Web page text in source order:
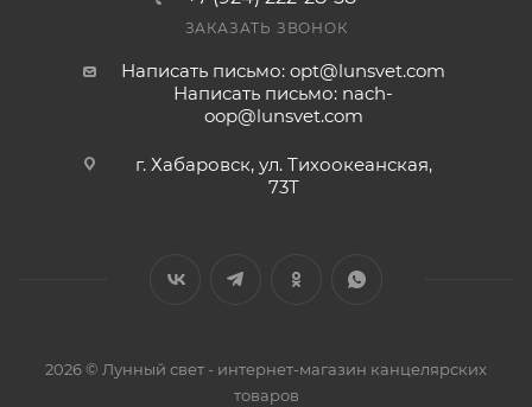
ЗАКАЗАТЬ ЗВОНОК
Написать письмо: opt@lunsvet.com
Написать письмо: nach-
oop@lunsvet.com
г. Хабаровск, ул. Тихоокеанская,
73Т
2026 © Лунный свет - интернет-магазин канцелярских
товаров